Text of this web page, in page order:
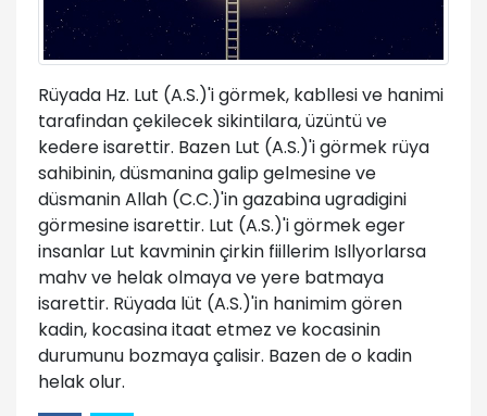
Rüyada Hz. Lut (A.S.)'i görmek, kabllesi ve hanimi
tarafindan çekilecek sikintilara, üzüntü ve
kedere isarettir. Bazen Lut (A.S.)'i görmek rüya
sahibinin, düsmanina galip gelmesine ve
düsmanin Allah (C.C.)'in gazabina ugradigini
görmesine isarettir. Lut (A.S.)'i görmek eger
insanlar Lut kavminin çirkin fiillerim Isllyorlarsa
mahv ve helak olmaya ve yere batmaya
isarettir. Rüyada lüt (A.S.)'in hanimim gören
kadin, kocasina itaat etmez ve kocasinin
durumunu bozmaya çalisir. Bazen de o kadin
helak olur.